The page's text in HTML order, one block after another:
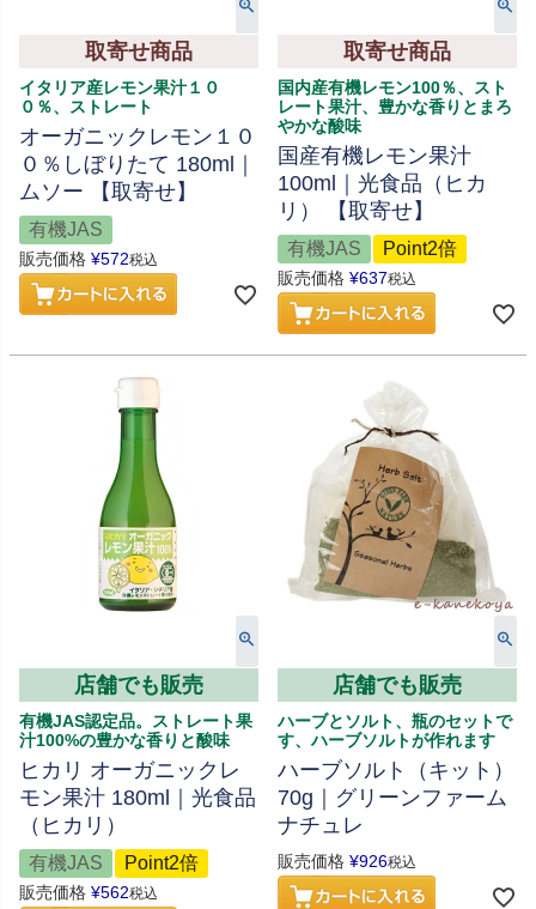
取寄せ商品
イタリア産レモン果汁１０
０％、ストレート
オーガニックレモン１０
０％しぼりたて 180ml｜
ムソー 【取寄せ】
有機JAS
販売価格 ¥572税込
取寄せ商品
国内産有機レモン100％、スト
レート果汁、豊かな香りとまろ
やかな酸味
国産有機レモン果汁
100ml｜光食品（ヒカ
リ） 【取寄せ】
有機JAS Point2倍
販売価格 ¥637税込
店舗でも販売
有機JAS認定品。ストレート果
汁100%の豊かな香りと酸味
ヒカリ オーガニックレ
モン果汁 180ml｜光食品
（ヒカリ）
有機JAS Point2倍
販売価格 ¥562税込
店舗でも販売
ハーブとソルト、瓶のセットで
す、ハーブソルトが作れます
ハーブソルト（キット）
70g｜グリーンファーム
ナチュレ
販売価格 ¥926税込